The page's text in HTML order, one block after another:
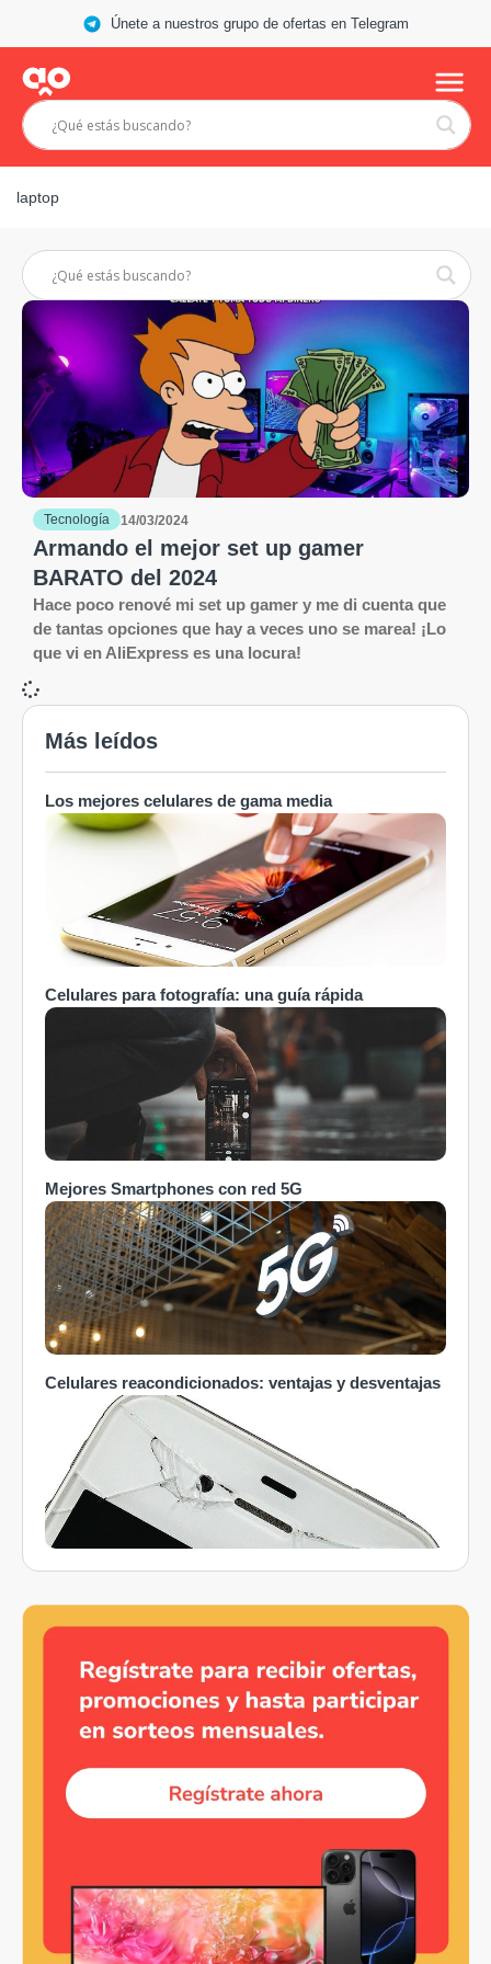
Únete a nuestros grupo de ofertas en Telegram
laptop
Tecnología 14/03/2024
Armando el mejor set up gamer
BARATO del 2024
Hace poco renové mi set up gamer y me di cuenta que
de tantas opciones que hay a veces uno se marea! ¡Lo
que vi en AliExpress es una locura!
Más leídos
Los mejores celulares de gama media
Celulares para fotografía: una guía rápida
Mejores Smartphones con red 5G
Celulares reacondicionados: ventajas y desventajas